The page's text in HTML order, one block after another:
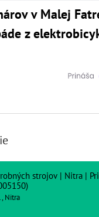
v Malej
z
strojov | Nitra |
Nitra